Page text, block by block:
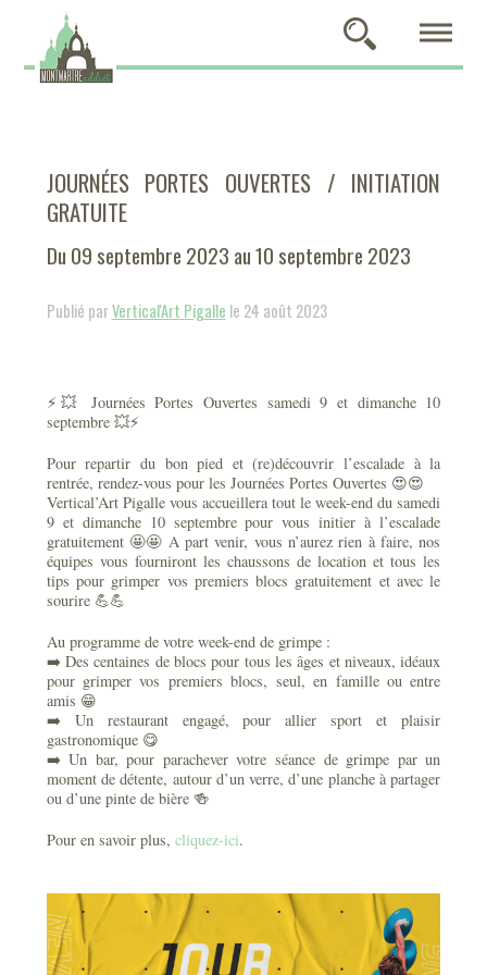
JOURNÉES PORTES OUVERTES / INITIATION
GRATUITE
Du 09 septembre 2023 au 10 septembre 2023
Publié parVertical'Art Pigalle le 24 août 2023
⚡💥 Journées Portes Ouvertes samedi 9 et dimanche 10
septembre 💥⚡
Pour repartir du bon pied et (re)découvrir l’escalade à la
rentrée, rendez-vous pour les Journées Portes Ouvertes 😍😍
Vertical’Art Pigalle vous accueillera tout le week-end du samedi
9 et dimanche 10 septembre pour vous initier à l’escalade
gratuitement 🤩🤩 A part venir, vous n’aurez rien à faire, nos
équipes vous fourniront les chaussons de location et tous les
tips pour grimper vos premiers blocs gratuitement et avec le
sourire 💪💪
Au programme de votre week-end de grimpe :
➡️ Des centaines de blocs pour tous les âges et niveaux, idéaux
pour grimper vos premiers blocs, seul, en famille ou entre
amis 😁
➡️ Un restaurant engagé, pour allier sport et plaisir
gastronomique 😋
➡️ Un bar, pour parachever votre séance de grimpe par un
moment de détente, autour d’un verre, d’une planche à partager
ou d’une pinte de bière 🍻
Pour en savoir plus, cliquez-ici.